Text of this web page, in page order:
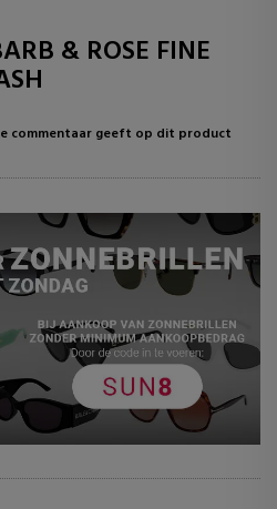
& ROSE FINE
commentaar geeft op dit product